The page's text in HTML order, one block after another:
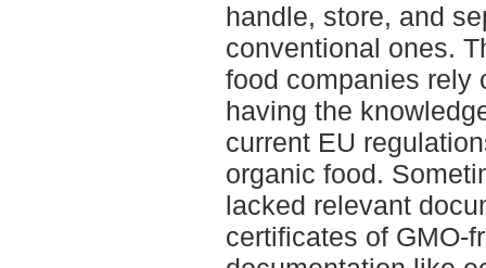
handle, store, and
conventional ones.
food companies rely
having the
current EU
organic food.
lacked relevant
certificates of GMO-